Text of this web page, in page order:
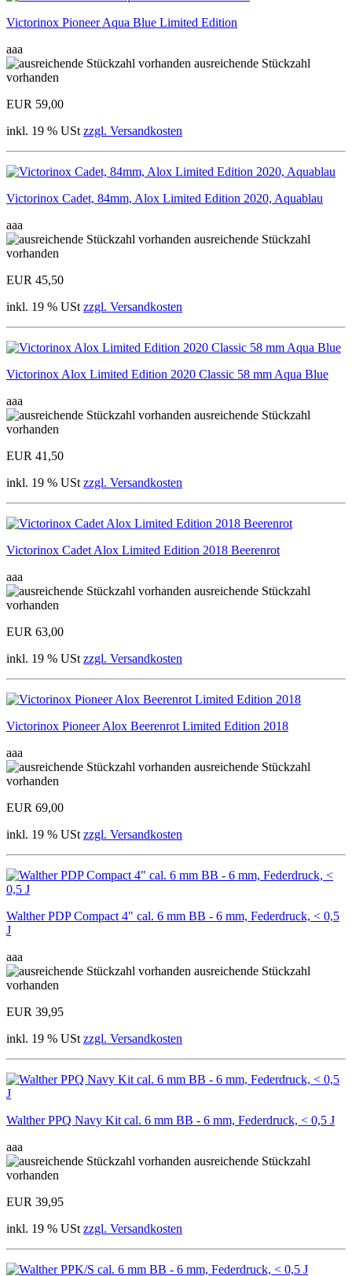
Victorinox Pioneer Aqua Blue Limited Edition
aaa
ausreichende Stückzahl
vorhanden
EUR 59,00
inkl. 19 % USt zzgl. Versandkosten
Victorinox Cadet, 84mm, Alox Limited Edition 2020, Aquablau
aaa
ausreichende Stückzahl
vorhanden
EUR 45,50
inkl. 19 % USt zzgl. Versandkosten
Victorinox Alox Limited Edition 2020 Classic 58 mm Aqua Blue
aaa
ausreichende Stückzahl
vorhanden
EUR 41,50
inkl. 19 % USt zzgl. Versandkosten
Victorinox Cadet Alox Limited Edition 2018 Beerenrot
aaa
ausreichende Stückzahl
vorhanden
EUR 63,00
inkl. 19 % USt zzgl. Versandkosten
Victorinox Pioneer Alox Beerenrot Limited Edition 2018
aaa
ausreichende Stückzahl
vorhanden
EUR 69,00
inkl. 19 % USt zzgl. Versandkosten
Walther PDP Compact 4" cal. 6 mm BB - 6 mm, Federdruck, < 0,5
J
aaa
ausreichende Stückzahl
vorhanden
EUR 39,95
inkl. 19 % USt zzgl. Versandkosten
Walther PPQ Navy Kit cal. 6 mm BB - 6 mm, Federdruck, < 0,5 J
aaa
ausreichende Stückzahl
vorhanden
EUR 39,95
inkl. 19 % USt zzgl. Versandkosten